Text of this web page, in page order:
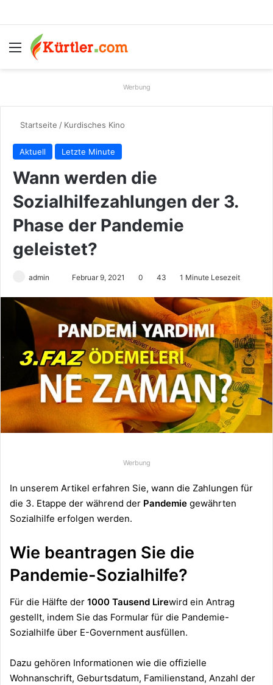
Menü
Werbung
Startseite / Kurdisches Kino
Aktuell Letzte Minute
Wann werden die
Sozialhilfezahlungen der 3.
Phase der Pandemie
geleistet?
admin
d
e
u
n
e
n
i
Februar 9, 2021 0 43 1 Minute Lesezeit
Werbung
In unserem Artikel erfahren Sie, wann die Zahlungen für
die 3. Etappe der während der Pandemie gewährten
Sozialhilfe erfolgen werden.
Wie beantragen Sie die
Pandemie-Sozialhilfe?
Für die Hälfte der 1000 Tausend Lirewird ein Antrag
gestellt, indem Sie das Formular für die Pandemie-
Sozialhilfe über E-Government ausfüllen.
Dazu gehören Informationen wie die offizielle
Wohnanschrift, Geburtsdatum, Familienstand, Anzahl der